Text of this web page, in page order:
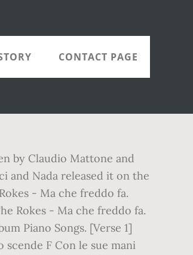
CONTACT PAGE
by Claudio Mattone and
and Nada released it on the
- Ma che freddo fa.
Rokes - Ma che freddo fa.
Piano Songs. [Verse 1]
scende F Con le sue mani